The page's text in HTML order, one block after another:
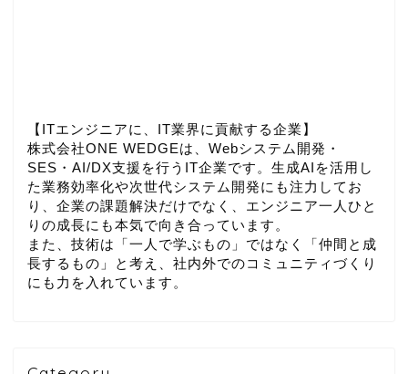
【ITエンジニアに、IT業界に貢献する企業】
株式会社ONE WEDGEは、Webシステム開発・
SES・AI/DX支援を行うIT企業です。生成AIを活用し
た業務効率化や次世代システム開発にも注力してお
り、企業の課題解決だけでなく、エンジニア一人ひと
りの成長にも本気で向き合っています。
また、技術は「一人で学ぶもの」ではなく「仲間と成
長するもの」と考え、社内外でのコミュニティづくり
にも力を入れています。